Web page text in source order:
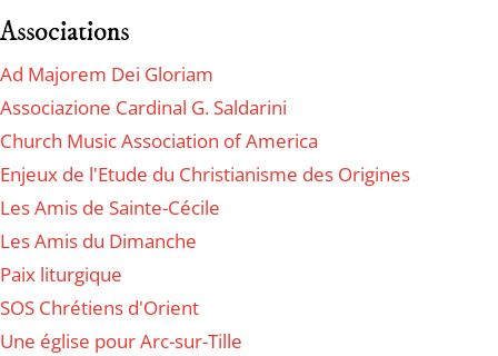
Associations
Ad Majorem Dei Gloriam
Associazione Cardinal G. Saldarini
Church Music Association of America
Enjeux de l'Etude du Christianisme des Origines
Les Amis de Sainte-Cécile
Les Amis du Dimanche
Paix liturgique
SOS Chrétiens d'Orient
Une église pour Arc-sur-Tille